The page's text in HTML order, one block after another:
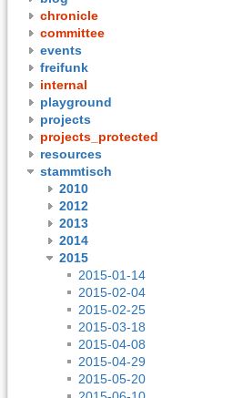
chronicle
committee
events
freifunk
internal
playground
projects
projects_protected
resources
stammtisch
2010
2012
2013
2014
2015
2015-01-14
2015-02-04
2015-02-25
2015-03-18
2015-04-08
2015-04-29
2015-05-20